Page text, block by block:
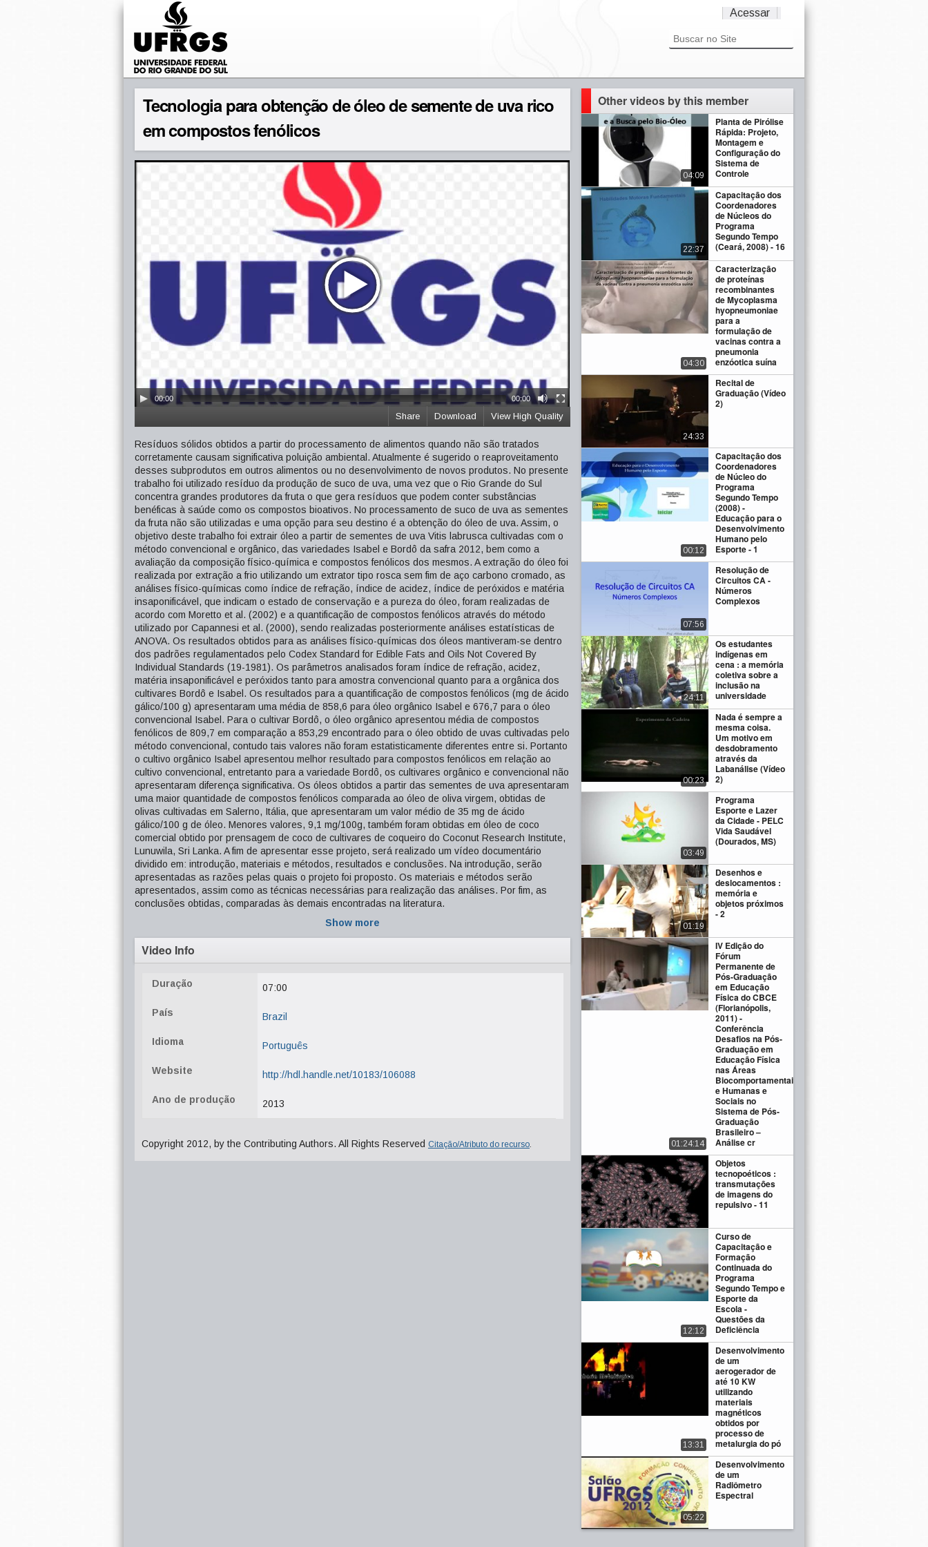
Acessar
Tecnologia para obtenção de óleo de semente de uva rico
em compostos fenólicos
00:00 00:00
View High Quality
Download
Share
Resíduos sólidos obtidos a partir do processamento de alimentos quando não são tratados
corretamente causam significativa poluição ambiental. Atualmente é sugerido o reaproveitamento
desses subprodutos em outros alimentos ou no desenvolvimento de novos produtos. No presente
trabalho foi utilizado resíduo da produção de suco de uva, uma vez que o Rio Grande do Sul
concentra grandes produtores da fruta o que gera resíduos que podem conter substâncias
benéficas à saúde como os compostos bioativos. No processamento de suco de uva as sementes
da fruta não são utilizadas e uma opção para seu destino é a obtenção do óleo de uva. Assim, o
objetivo deste trabalho foi extrair óleo a partir de sementes de uva Vitis labrusca cultivadas com o
método convencional e orgânico, das variedades Isabel e Bordô da safra 2012, bem como a
avaliação da composição físico-química e compostos fenólicos dos mesmos. A extração do óleo foi
realizada por extração a frio utilizando um extrator tipo rosca sem fim de aço carbono cromado, as
análises físico-químicas como índice de refração, índice de acidez, índice de peróxidos e matéria
insaponificável, que indicam o estado de conservação e a pureza do óleo, foram realizadas de
acordo com Moretto et al. (2002) e a quantificação de compostos fenólicos através do método
utilizado por Capannesi et al. (2000), sendo realizadas posteriormente análises estatísticas de
ANOVA. Os resultados obtidos para as análises físico-químicas dos óleos mantiveram-se dentro
dos padrões regulamentados pelo Codex Standard for Edible Fats and Oils Not Covered By
Individual Standards (19-1981). Os parâmetros analisados foram índice de refração, acidez,
matéria insaponificável e peróxidos tanto para amostra convencional quanto para a orgânica dos
cultivares Bordô e Isabel. Os resultados para a quantificação de compostos fenólicos (mg de ácido
gálico/100 g) apresentaram uma média de 858,6 para óleo orgânico Isabel e 676,7 para o óleo
convencional Isabel. Para o cultivar Bordô, o óleo orgânico apresentou média de compostos
fenólicos de 809,7 em comparação a 853,29 encontrado para o óleo obtido de uvas cultivadas pelo
método convencional, contudo tais valores não foram estatisticamente diferentes entre si. Portanto
o cultivo orgânico Isabel apresentou melhor resultado para compostos fenólicos em relação ao
cultivo convencional, entretanto para a variedade Bordô, os cultivares orgânico e convencional não
apresentaram diferença significativa. Os óleos obtidos a partir das sementes de uva apresentaram
uma maior quantidade de compostos fenólicos comparada ao óleo de oliva virgem, obtidas de
olivas cultivadas em Salerno, Itália, que apresentaram um valor médio de 35 mg de ácido
gálico/100 g de óleo. Menores valores, 9,1 mg/100g, também foram obtidas em óleo de coco
comercial obtido por prensagem de coco de cultivares de coqueiro do Coconut Research Institute,
Lunuwila, Sri Lanka. A fim de apresentar esse projeto, será realizado um vídeo documentário
dividido em: introdução, materiais e métodos, resultados e conclusões. Na introdução, serão
apresentadas as razões pelas quais o projeto foi proposto. Os materiais e métodos serão
apresentados, assim como as técnicas necessárias para realização das análises. Por fim, as
conclusões obtidas, comparadas às demais encontradas na literatura.
Show more
Video Info
Duração 07:00
País Brazil
Idioma Português
Website http://hdl.handle.net/10183/106088
Ano de produção 2013
Copyright 2012, by the Contributing Authors. All Rights Reserved Citação/Atributo do recurso.
Other videos by this member
Planta de Pirólise
Rápida: Projeto,
Montagem e
Configuração do
Sistema de
Controle
04:09
Capacitação dos
Coordenadores
de Núcleos do
Programa
Segundo Tempo
(Ceará, 2008) - 16
22:37
Caracterização
de proteínas
recombinantes
de Mycoplasma
hyopneumoniae
para a
formulação de
vacinas contra a
pneumonia
enzóotica suína
04:30
Recital de
Graduação (Vídeo
2)
24:33
Capacitação dos
Coordenadores
de Núcleo do
Programa
Segundo Tempo
(2008) -
Educação para o
Desenvolvimento
Humano pelo
Esporte - 1
00:12
Resolução de
Circuitos CA -
Números
Complexos
07:56
Os estudantes
indígenas em
cena : a memória
coletiva sobre a
inclusão na
universidade
24:11
Nada é sempre a
mesma coisa.
Um motivo em
desdobramento
através da
Labanálise (Vídeo
2)
00:23
Programa
Esporte e Lazer
da Cidade - PELC
Vida Saudável
(Dourados, MS)
03:49
Desenhos e
deslocamentos :
memória e
objetos próximos
- 2
01:19
IV Edição do
Fórum
Permanente de
Pós-Graduação
em Educação
Física do CBCE
(Florianópolis,
2011) -
Conferência
Desafios na Pós-
Graduação em
Educação Física
nas Áreas
Biocomportamentais
e Humanas e
Sociais no
Sistema de Pós-
Graduação
Brasileiro –
Análise cr
01:24:14
Objetos
tecnopoéticos :
transmutações
de imagens do
repulsivo - 11
Curso de
Capacitação e
Formação
Continuada do
Programa
Segundo Tempo e
Esporte da
Escola -
Questões da
Deficiência
12:12
Desenvolvimento
de um
aerogerador de
até 10 KW
utilizando
materiais
magnéticos
obtidos por
processo de
metalurgia do pó
13:31
Desenvolvimento
de um
Radiômetro
Espectral
05:22